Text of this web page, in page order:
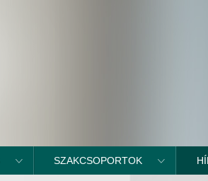
SZAKCSOPORTOK